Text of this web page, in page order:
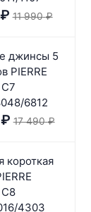
PIERRE
₽ 11 990 ₽
джинсы 5
PIERRE
6812
₽ 17 490 ₽
короткая
4303